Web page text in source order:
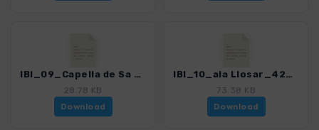
IBI_09_Capella de Sa Talaia_4260_2.gpx
28.78 KB
Download
IBI_10_ala Llosar_4260_2.gpx
73.38 KB
Download